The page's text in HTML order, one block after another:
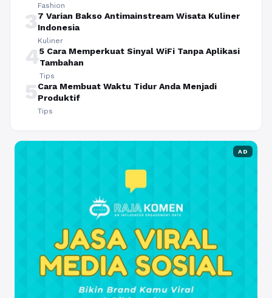
Fashion
37 Varian Bakso Antimainstream Wisata Kuliner
Indonesia
Kuliner
45 Cara Memperkuat Sinyal WiFi Tanpa Aplikasi
Tambahan
Tips
5Cara Membuat Waktu Tidur Anda Menjadi
Produktif
Tips
AD